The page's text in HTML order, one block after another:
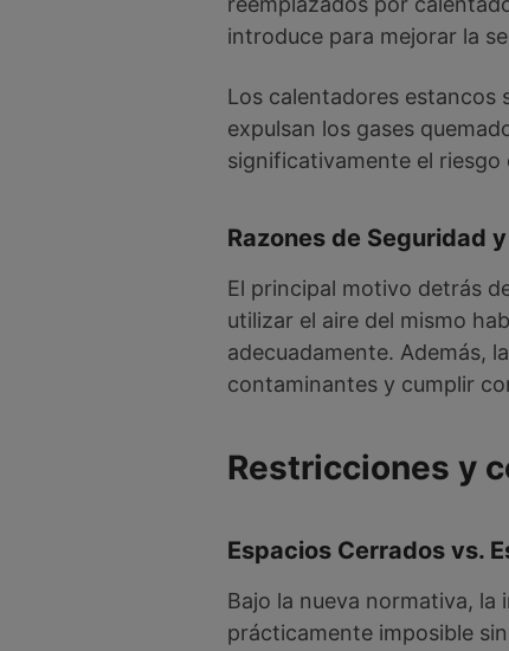
introduce para mejorar la
Los calentadores estancos
expulsan los gases
significativamente el
Razones de Seguridad
El principal motivo detrás
utilizar el aire del mismo
adecuadamente. Además,
contaminantes y cumplir
Restricciones y
Espacios Cerrados vs.
Bajo la nueva normativa,
prácticamente imposible